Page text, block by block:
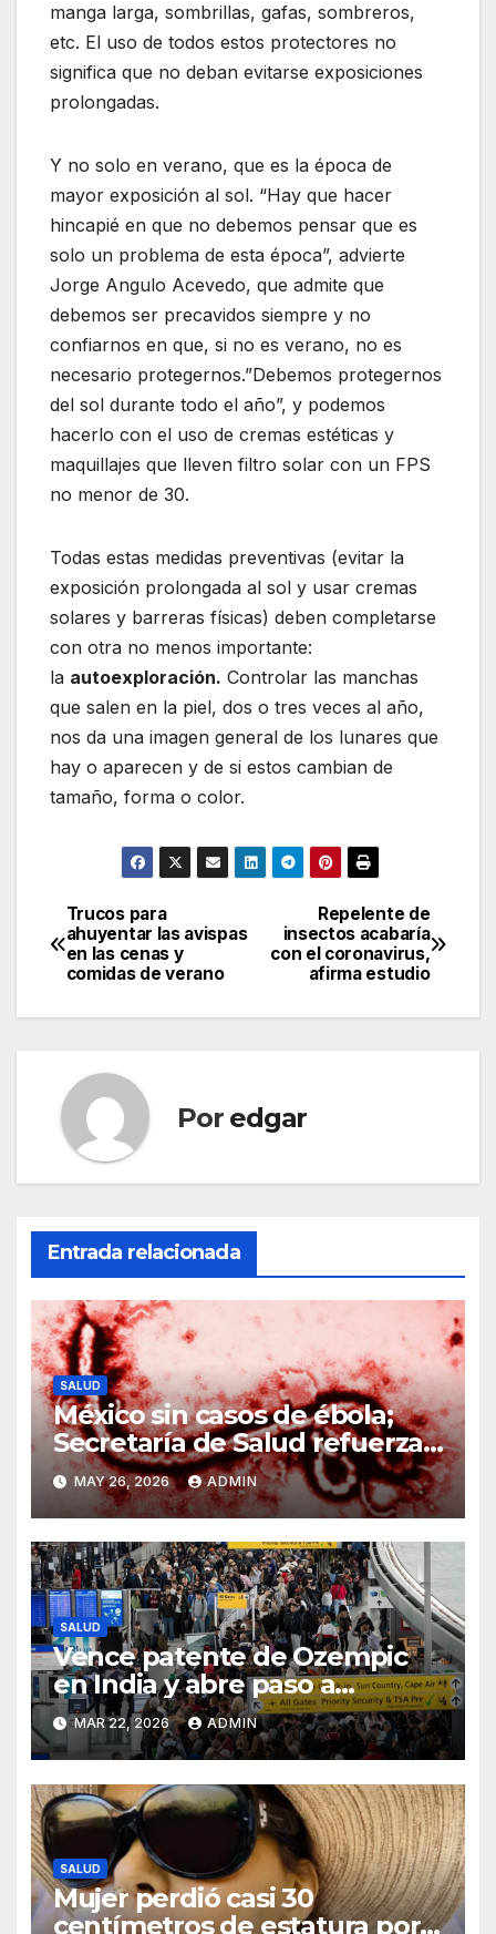
manga larga, sombrillas, gafas, sombreros,
etc. El uso de todos estos protectores no
significa que no deban evitarse exposiciones
prolongadas.
Y no solo en verano, que es la época de
mayor exposición al sol. “Hay que hacer
hincapié en que no debemos pensar que es
solo un problema de esta época”, advierte
Jorge Angulo Acevedo, que admite que
debemos ser precavidos siempre y no
confiarnos en que, si no es verano, no es
necesario protegernos.”Debemos protegernos
del sol durante todo el año”, y podemos
hacerlo con el uso de cremas estéticas y
maquillajes que lleven filtro solar con un FPS
no menor de 30.
Todas estas medidas preventivas (evitar la
exposición prolongada al sol y usar cremas
solares y barreras físicas) deben completarse
con otra no menos importante:
la autoexploración. Controlar las manchas
que salen en la piel, dos o tres veces al año,
nos da una imagen general de los lunares que
hay o aparecen y de si estos cambian de
tamaño, forma o color.
Navegación
de
entradas
Repelente de
insectos acabaría
con el coronavirus,
afirma estudio
Trucos para
ahuyentar las avispas
en las cenas y
comidas de verano
Por edgar
Entrada relacionada
SALUD
México sin casos de ébola;
Secretaría de Salud refuerza
vigilancia ante brote
MAY 26, 2026 ADMIN
SALUD
Vence patente de Ozempic
en India y abre paso a
versiones genéricas más
accesibles
MAR 22, 2026 ADMIN
SALUD
Mujer perdió casi 30
centímetros de estatura por